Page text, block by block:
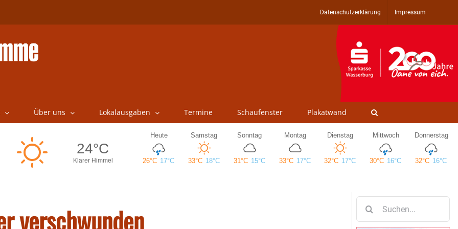
Datenschutzerklärung Impressum
Über uns Lokalausgaben Termine Schaufenster Plakatwand
verschwunden
nach: